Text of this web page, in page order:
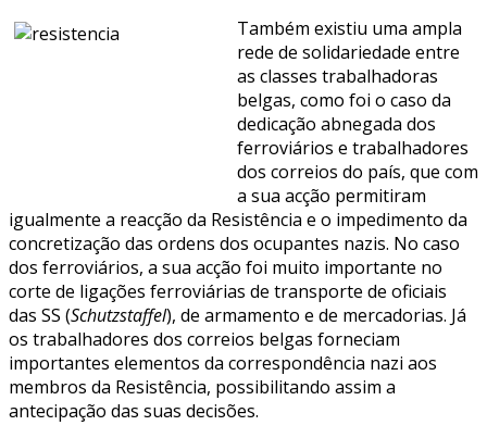
Também existiu uma ampla
rede de solidariedade entre
as classes trabalhadoras
belgas, como foi o caso da
dedicação abnegada dos
ferroviários e trabalhadores
dos correios do país, que com
a sua acção permitiram
igualmente a reacção da Resistência e o impedimento da
concretização das ordens dos ocupantes nazis. No caso
dos ferroviários, a sua acção foi muito importante no
corte de ligações ferroviárias de transporte de oficiais
das SS (Schutzstaffel), de armamento e de mercadorias. Já
os trabalhadores dos correios belgas forneciam
importantes elementos da correspondência nazi aos
membros da Resistência, possibilitando assim a
antecipação das suas decisões.